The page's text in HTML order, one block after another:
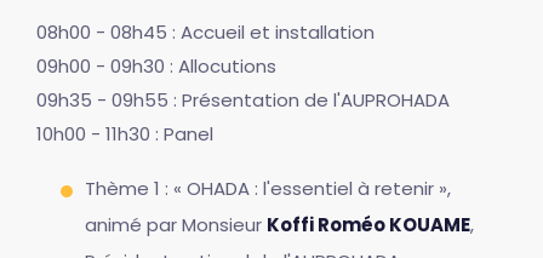
08h00 - 08h45 : Accueil et installation
09h00 - 09h30 : Allocutions
09h35 - 09h55 : Présentation de l'AUPROHADA
10h00 - 11h30 : Panel
Thème 1 : « OHADA : l'essentiel à retenir »,
animé par Monsieur Koffi Roméo KOUAME,